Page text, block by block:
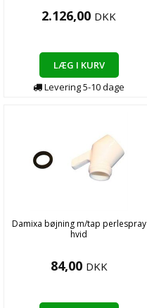
2.126,00 DKK
LÆG I KURV
Levering5-10dage
Damixa bøjning m/tap perlespray
hvid
84,00 DKK